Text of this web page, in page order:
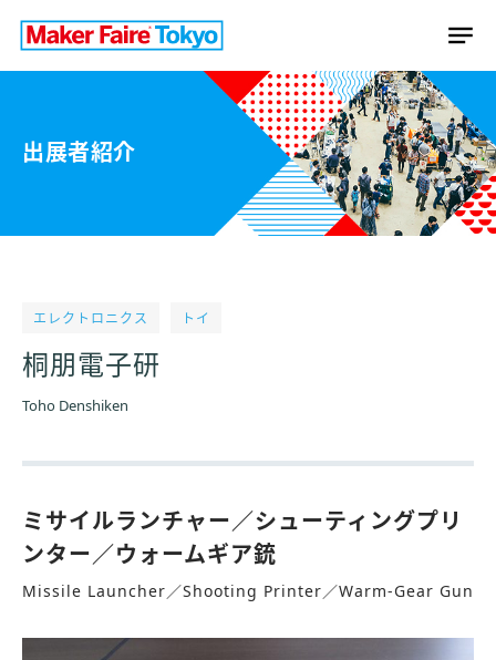
出展者紹介
エレクトロニクス トイ
桐朋電子研
Toho Denshiken
ミサイルランチャー／シューティングプリ
ンター／ウォームギア銃
Missile Launcher／Shooting Printer／Warm-Gear Gun